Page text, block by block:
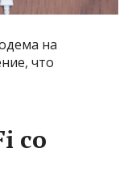
на
что
со